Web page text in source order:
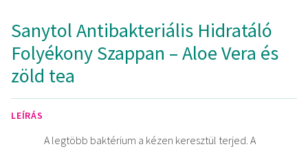
Sanytol Antibakteriális Hidratáló
Folyékony Szappan – Aloe Vera és
zöld tea
LEÍRÁS
A legtöbb baktérium a kézen keresztül terjed. A